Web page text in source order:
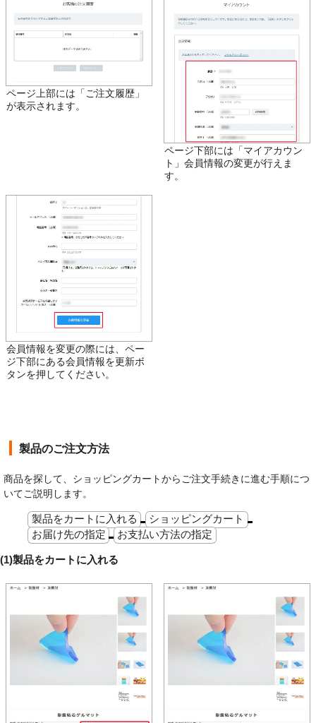
ページ上部には「ご注文履歴」
が表示されます。
ページ下部には「マイアカウン
ト」会員情報の変更が行えま
す。
会員情報を変更の際には、ペー
ジ下部にある会員情報を更新ボ
タンを押してください。
製品のご注文方法
商品を探して、ショッピングカートからご注文手続きに進む手順につ
いてご説明します。
製品をカートに入れる
ショッピングカート
お届け先の指定
お支払い方法の指定
(1)製品をカートに入れる